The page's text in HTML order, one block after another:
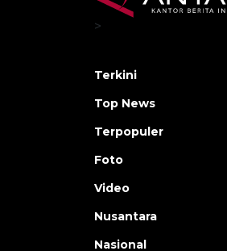
>
Terkini
Top News
Terpopuler
Foto
Video
Nusantara
Nasional